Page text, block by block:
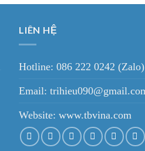
LIÊN HỆ
Hotline: 086 222 0242 (Zalo)
Email:
Website: www.tbvina.com